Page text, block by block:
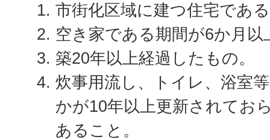
市街化区域に建つ住宅であ
空き家である期間が6か月
築20年以上経過したもの。
炊事用流し、トイレ、浴室
かが10年以上更新されてお
あること。